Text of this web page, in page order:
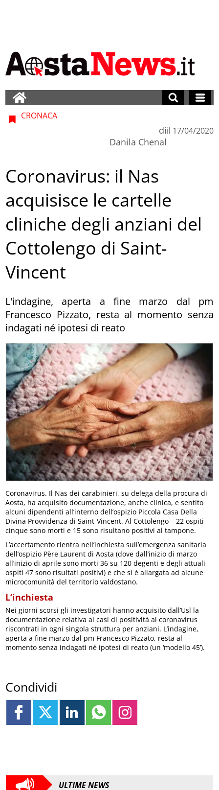
CRONACA
di
Danila Chenal
il 17/04/2020
Coronavirus: il Nas
acquisisce le cartelle
cliniche degli anziani del
Cottolengo di Saint-
Vincent
L'indagine, aperta a fine marzo dal pm
Francesco Pizzato, resta al momento senza
indagati né ipotesi di reato
Coronavirus. Il Nas dei carabinieri, su delega della procura di
Aosta, ha acquisito documentazione, anche clinica, e sentito
alcuni dipendenti all’interno dell’ospizio Piccola Casa Della
Divina Provvidenza di Saint-Vincent. Al Cottolengo – 22 ospiti –
cinque sono morti e 15 sono risultano positivi al tampone.
L’accertamento rientra nell’inchiesta sull’emergenza sanitaria
dell’ospizio Père Laurent di Aosta (dove dall’inizio di marzo
all’inizio di aprile sono morti 36 su 120 degenti e degli attuali
ospiti 47 sono risultati positivi) e che si è allargata ad alcune
microcomunità del territorio valdostano.
L’inchiesta
Nei giorni scorsi gli investigatori hanno acquisito dall’Usl la
documentazione relativa ai casi di positività al coronavirus
riscontrati in ogni singola struttura per anziani. L’indagine,
aperta a fine marzo dal pm Francesco Pizzato, resta al
momento senza indagati né ipotesi di reato (un ‘modello 45’).
Condividi
ULTIME NEWS